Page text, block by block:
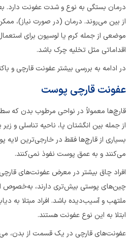
درمان بستگی به نوع و شدت عفونت دارد.
از بین می‌روند. درمان (در صورت نیاز)،
موضعی از جمله کرم یا لوسیون برای
اقداماتی مثل تخلیه چرک باشد.
در ادامه به بررسی بیشتر عفونت قارچی و
عفونت قارچی پوست
قارچ‌ها معمولاً در نواحی مرطوب بدن که
از جمله بین انگشتان پا، ناحیه تناسلی و
بسیاری از قارچ‌ها فقط در خارجی‌ترین
می‌کنند و به عمق پوست نفوذ نمی‌کنند.
افراد چاق بیشتر در معرض عفونت‌های قارچی
چین‌های پوستی بیش‌تری دارند، به‌خصوص
ملتهب و آسیب‌دیده باشد. افراد مبتلا به
ابتلا به این نوع عفونت هستند.
عفونت‌های قارچی در یک قسمت از بدن،